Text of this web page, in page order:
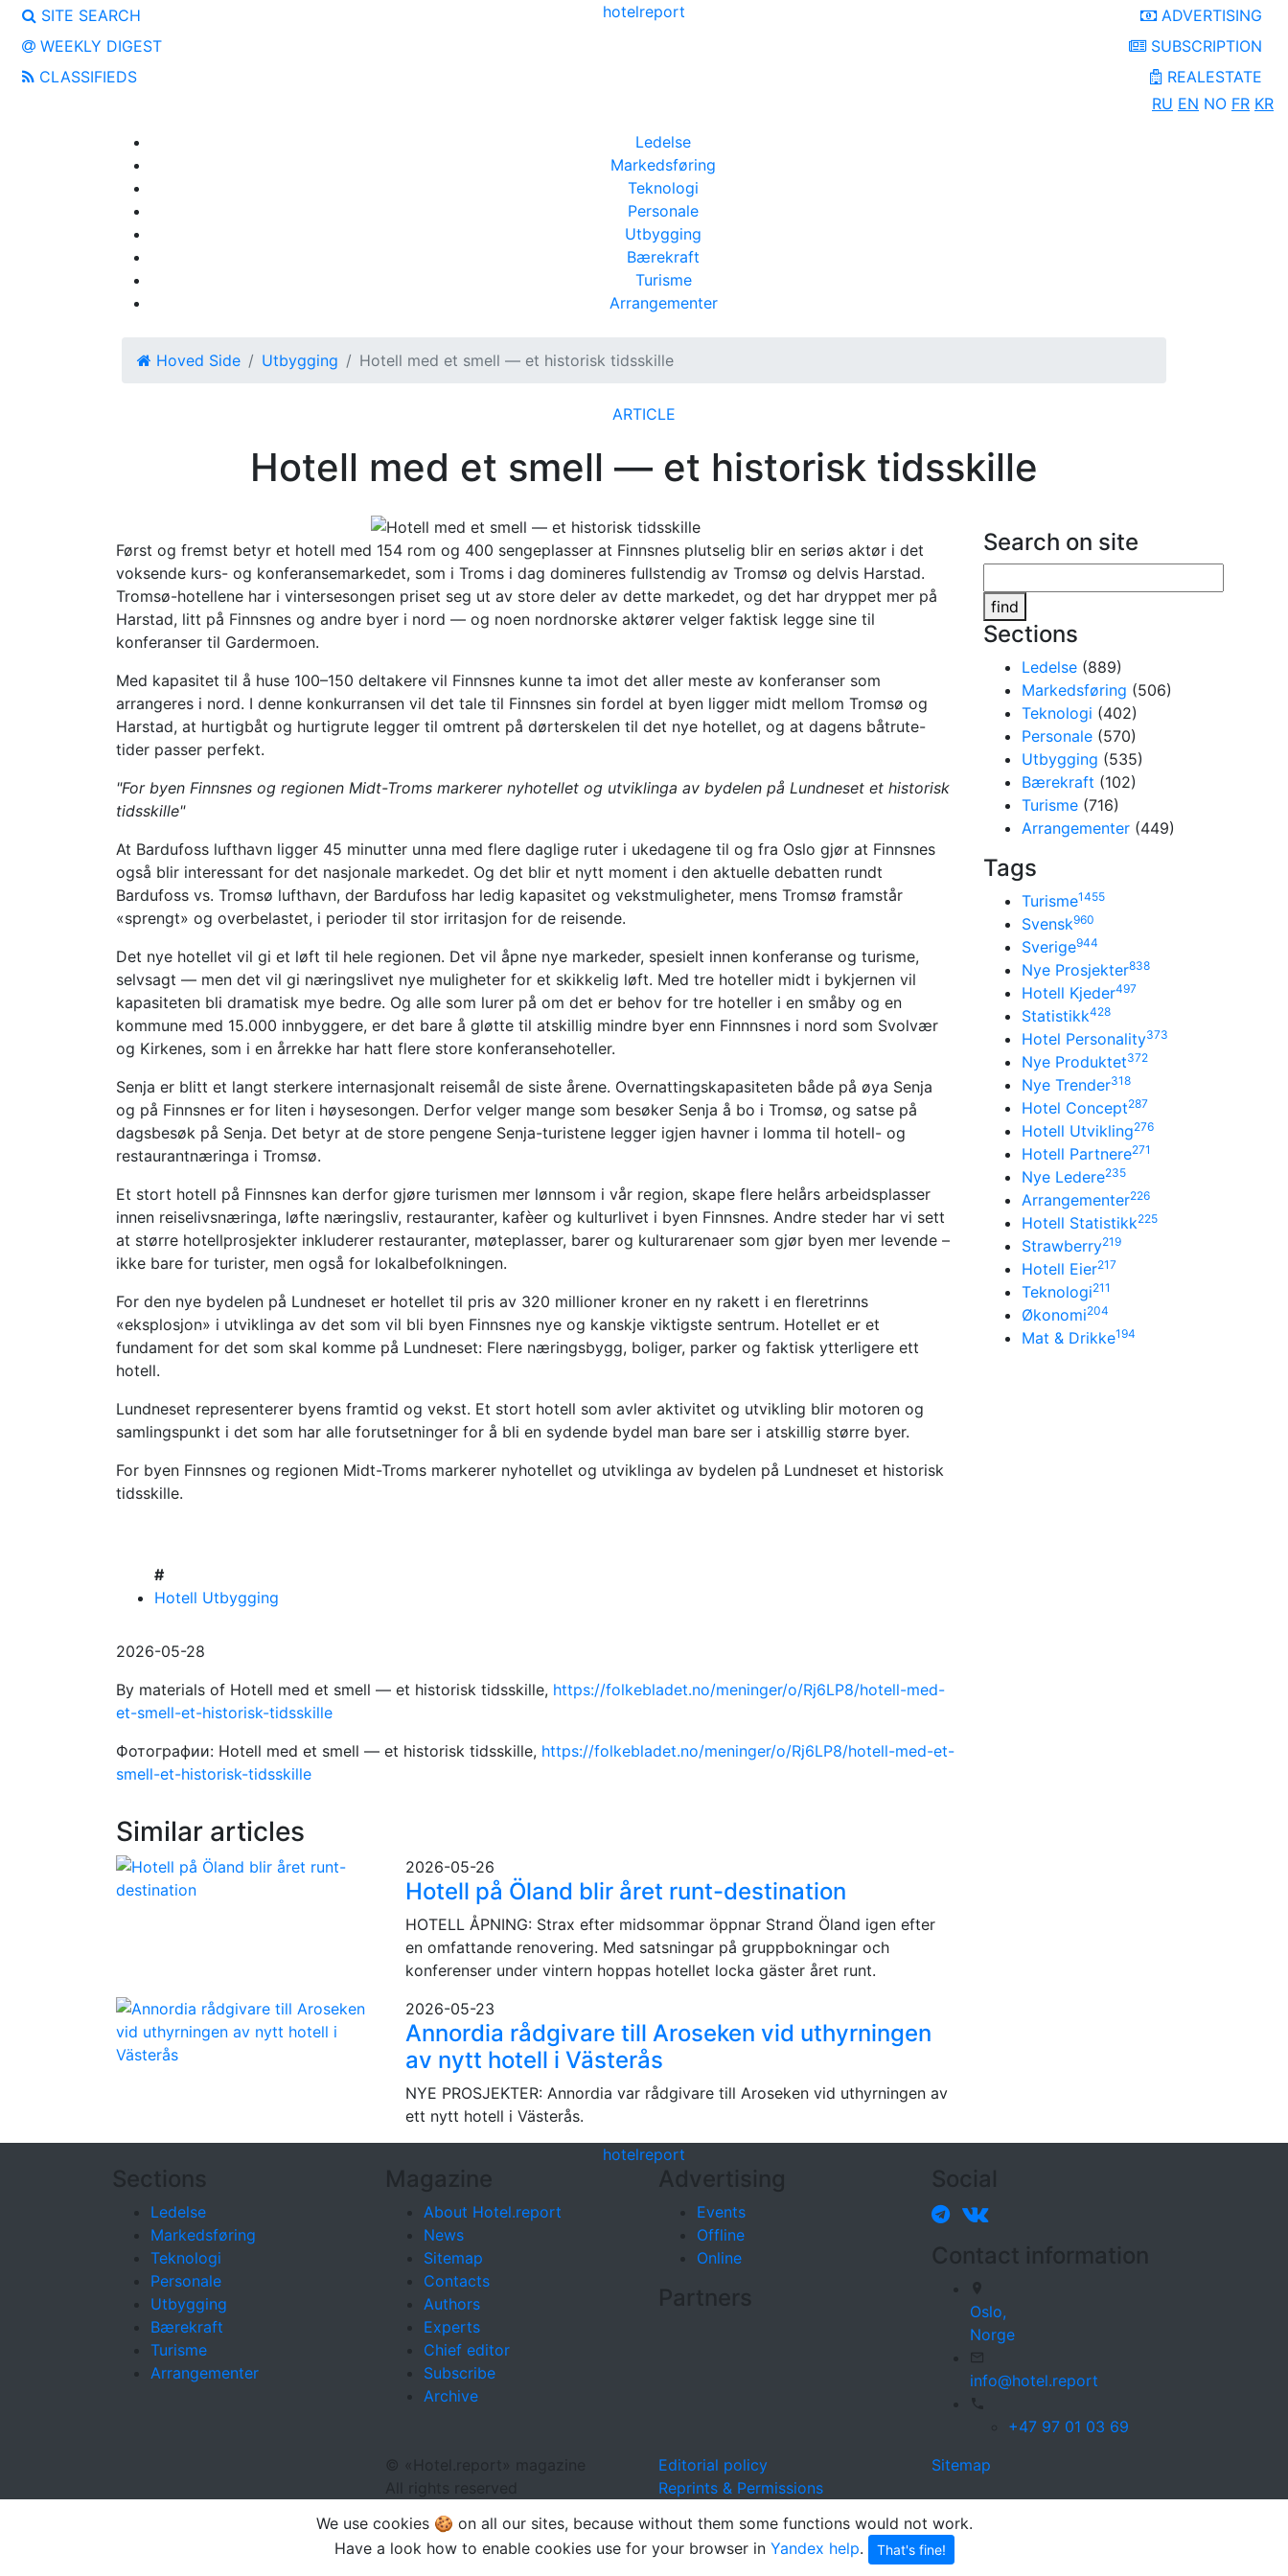
hotelreport
SITE SEARCH
WEEKLY DIGEST
CLASSIFIEDS
ADVERTISING
SUBSCRIPTION
REALESTATE
RU EN NO FR KR
Ledelse
Markedsføring
Teknologi
Personale
Utbygging
Bærekraft
Turisme
Arrangementer
Hoved Side Utbygging Hotell med et smell — et historisk tidsskille
ARTICLE
Hotell med et smell — et historisk tidsskille
Først og fremst betyr et hotell med 154 rom og 400 sengeplasser at Finnsnes plutselig blir en seriøs aktør i det
voksende kurs- og konferansemarkedet, som i Troms i dag domineres fullstendig av Tromsø og delvis Harstad.
Tromsø-hotellene har i vintersesongen priset seg ut av store deler av dette markedet, og det har dryppet mer på
Harstad, litt på Finnsnes og andre byer i nord — og noen nordnorske aktører velger faktisk legge sine til
konferanser til Gardermoen.
Med kapasitet til å huse 100–150 deltakere vil Finnsnes kunne ta imot det aller meste av konferanser som
arrangeres i nord. I denne konkurransen vil det tale til Finnsnes sin fordel at byen ligger midt mellom Tromsø og
Harstad, at hurtigbåt og hurtigrute legger til omtrent på dørterskelen til det nye hotellet, og at dagens båtrute-
tider passer perfekt.
"For byen Finnsnes og regionen Midt-Troms markerer nyhotellet og utviklinga av bydelen på Lundneset et historisk
tidsskille"
At Bardufoss lufthavn ligger 45 minutter unna med flere daglige ruter i ukedagene til og fra Oslo gjør at Finnsnes
også blir interessant for det nasjonale markedet. Og det blir et nytt moment i den aktuelle debatten rundt
Bardufoss vs. Tromsø lufthavn, der Bardufoss har ledig kapasitet og vekstmuligheter, mens Tromsø framstår
«sprengt» og overbelastet, i perioder til stor irritasjon for de reisende.
Det nye hotellet vil gi et løft til hele regionen. Det vil åpne nye markeder, spesielt innen konferanse og turisme,
selvsagt — men det vil gi næringslivet nye muligheter for et skikkelig løft. Med tre hoteller midt i bykjernen vil
kapasiteten bli dramatisk mye bedre. Og alle som lurer på om det er behov for tre hoteller i en småby og en
kommune med 15.000 innbyggere, er det bare å gløtte til atskillig mindre byer enn Finnnsnes i nord som Svolvær
og Kirkenes, som i en årrekke har hatt flere store konferansehoteller.
Senja er blitt et langt sterkere internasjonalt reisemål de siste årene. Overnattingskapasiteten både på øya Senja
og på Finnsnes er for liten i høysesongen. Derfor velger mange som besøker Senja å bo i Tromsø, og satse på
dagsbesøk på Senja. Det betyr at de store pengene Senja-turistene legger igjen havner i lomma til hotell- og
restaurantnæringa i Tromsø.
Et stort hotell på Finnsnes kan derfor gjøre turismen mer lønnsom i vår region, skape flere helårs arbeidsplasser
innen reiselivsnæringa, løfte næringsliv, restauranter, kafèer og kulturlivet i byen Finnsnes. Andre steder har vi sett
at større hotellprosjekter inkluderer restauranter, møteplasser, barer og kulturarenaer som gjør byen mer levende –
ikke bare for turister, men også for lokalbefolkningen.
For den nye bydelen på Lundneset er hotellet til pris av 320 millioner kroner en ny rakett i en fleretrinns
«eksplosjon» i utviklinga av det som vil bli byen Finnsnes nye og kanskje viktigste sentrum. Hotellet er et
fundament for det som skal komme på Lundneset: Flere næringsbygg, boliger, parker og faktisk ytterligere ett
hotell.
Lundneset representerer byens framtid og vekst. Et stort hotell som avler aktivitet og utvikling blir motoren og
samlingspunkt i det som har alle forutsetninger for å bli en sydende bydel man bare ser i atskillig større byer.
For byen Finnsnes og regionen Midt-Troms markerer nyhotellet og utviklinga av bydelen på Lundneset et historisk
tidsskille.
#
Hotell Utbygging
2026-05-28
By materials of Hotell med et smell — et historisk tidsskille, https://folkebladet.no/meninger/o/Rj6LP8/hotell-med-
et-smell-et-historisk-tidsskille
Фотографии: Hotell med et smell — et historisk tidsskille, https://folkebladet.no/meninger/o/Rj6LP8/hotell-med-et-
smell-et-historisk-tidsskille
Similar articles
2026-05-26
Hotell på Öland blir året runt-destination
HOTELL ÅPNING: Strax efter midsommar öppnar Strand Öland igen efter
en omfattande renovering. Med satsningar på gruppbokningar och
konferenser under vintern hoppas hotellet locka gäster året runt.
2026-05-23
Annordia rådgivare till Aroseken vid uthyrningen
av nytt hotell i Västerås
NYE PROSJEKTER: Annordia var rådgivare till Aroseken vid uthyrningen av
ett nytt hotell i Västerås.
Search on site
find
Sections
Ledelse (889)
Markedsføring (506)
Teknologi (402)
Personale (570)
Utbygging (535)
Bærekraft (102)
Turisme (716)
Arrangementer (449)
Tags
Turisme1455
Svensk960
Sverige944
Nye Prosjekter838
Hotell Kjeder497
Statistikk428
Hotel Personality373
Nye Produktet372
Nye Trender318
Hotel Concept287
Hotell Utvikling276
Hotell Partnere271
Nye Ledere235
Arrangementer226
Hotell Statistikk225
Strawberry219
Hotell Eier217
Teknologi211
Økonomi204
Mat & Drikke194
hotelreport
Sections
Ledelse
Markedsføring
Teknologi
Personale
Utbygging
Bærekraft
Turisme
Arrangementer
Magazine
About Hotel.report
News
Sitemap
Contacts
Authors
Experts
Chief editor
Subscribe
Archive
Advertising
Events
Offline
Online
Partners
Social
Contact information
Oslo,
Norge
info@hotel.report
+47 97 01 03 69
©
«Hotel.report» magazine
All rights reserved
Editorial policy
Reprints & Permissions
Sitemap
We use cookies 🍪 on all our sites, because without them some functions would not work.
Have a look how to enable cookies use for your browser in Yandex help. That's fine!